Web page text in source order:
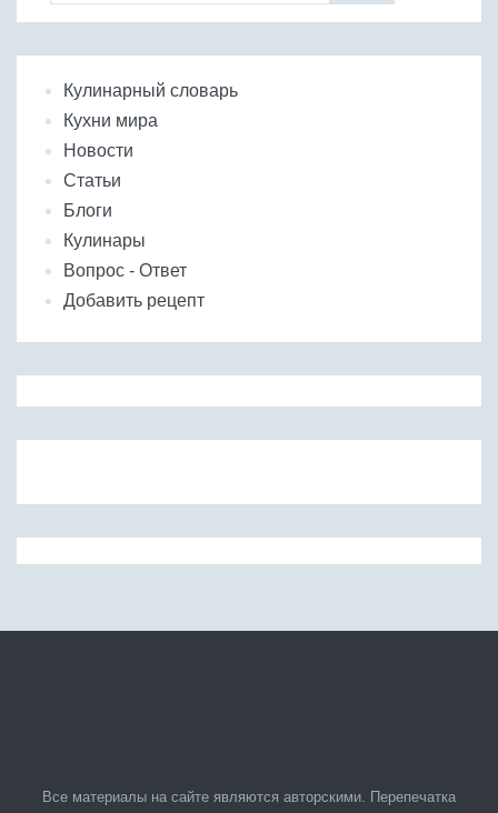
Кулинарный словарь
Кухни мира
Новости
Статьи
Блоги
Кулинары
Вопрос - Ответ
Добавить рецепт
Все материалы на сайте являются авторскими. Перепечатка